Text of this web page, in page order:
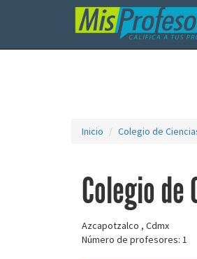
Inicio Colegio de
Colegio de
Azcapotzalco , Cdmx
Número de profesores: 1